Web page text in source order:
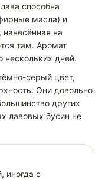
способна
масла) и
на
там. Аромат
нескольких дней.
серый цвет,
Они довольно
других
лавовых бусин не
иногда с